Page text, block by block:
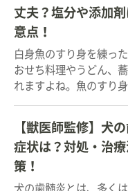
丈夫？塩分や添加
意点！
白身魚のすり身を練っ
おせち料理やうどん、
れますよね。魚のすり身
【獣医師監修】犬
症状は？対処・治
策！
犬の歯髄炎とは、多く